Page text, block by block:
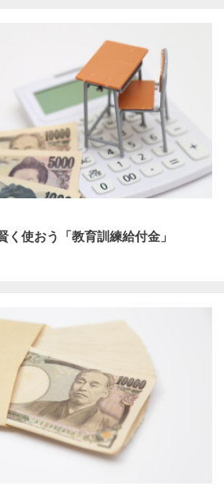
使おう「教育訓練給付金」